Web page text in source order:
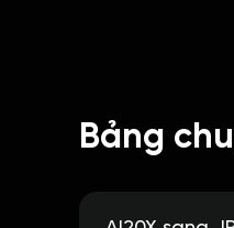
Bảng